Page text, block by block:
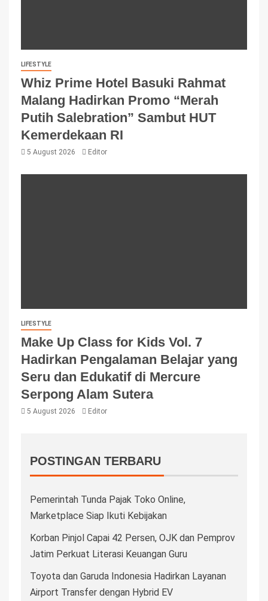
LIFESTYLE
Whiz Prime Hotel Basuki Rahmat
Malang Hadirkan Promo “Merah
Putih Salebration” Sambut HUT
Kemerdekaan RI
5 August 2026 Editor
LIFESTYLE
Make Up Class for Kids Vol. 7
Hadirkan Pengalaman Belajar yang
Seru dan Edukatif di Mercure
Serpong Alam Sutera
5 August 2026 Editor
POSTINGAN TERBARU
Pemerintah Tunda Pajak Toko Online,
Marketplace Siap Ikuti Kebijakan
Korban Pinjol Capai 42 Persen, OJK dan Pemprov
Jatim Perkuat Literasi Keuangan Guru
Toyota dan Garuda Indonesia Hadirkan Layanan
Airport Transfer dengan Hybrid EV